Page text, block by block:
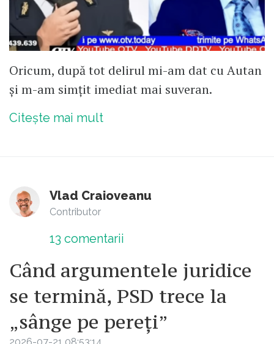
Oricum, după tot delirul mi-am dat cu Autan
și m-am simțit imediat mai suveran.
Citește mai mult
Vlad Craioveanu
Contributor
13 comentarii
Când argumentele juridice
se termină, PSD trece la
„sânge pe pereți”